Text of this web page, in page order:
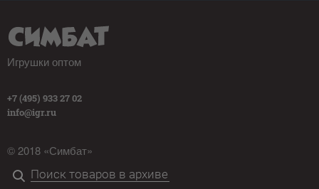
Игрушки оптом
+7 (495) 933 27 02
info@igr.ru
© 2018 «Симбат»